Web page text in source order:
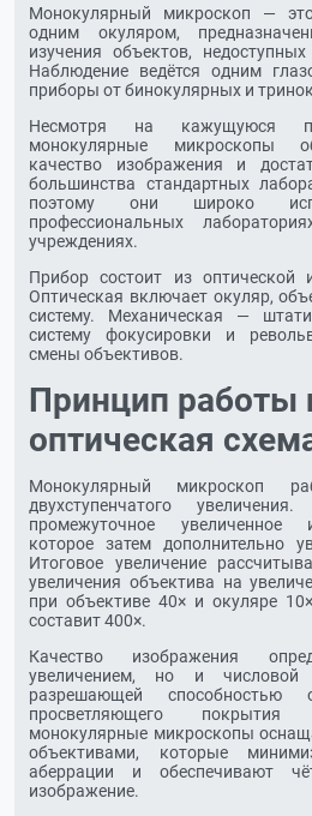
Монокулярный микроскоп —
одним окуляром,
изучения объектов,
Наблюдение ведётся одним
приборы от бинокулярных и
Несмотря на кажущуюся
монокулярные микроскопы
качество изображения и
большинства стандартных
поэтому они широко
профессиональных
учреждениях.
Прибор состоит из оптической
Оптическая включает окуляр,
систему. Механическая —
систему фокусировки и
смены объективов.
Принцип работы
оптическая
Монокулярный микроскоп
двухступенчатого
промежуточное увеличенное
которое затем дополнительно
Итоговое увеличение
увеличения объектива на
при объективе 40× и окуляре
составит 400×.
Качество изображения
увеличением, но и числовой
разрешающей
просветляющего
монокулярные микроскопы
объективами, которые
аберрации и обеспечивают
изображение.